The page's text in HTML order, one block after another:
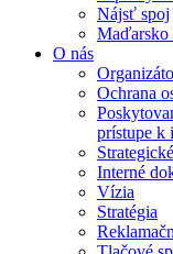
Nájsť spoj
Maďarsko
O nás
Ochrana
prístupe k
Interné
Vízia
Stratégia